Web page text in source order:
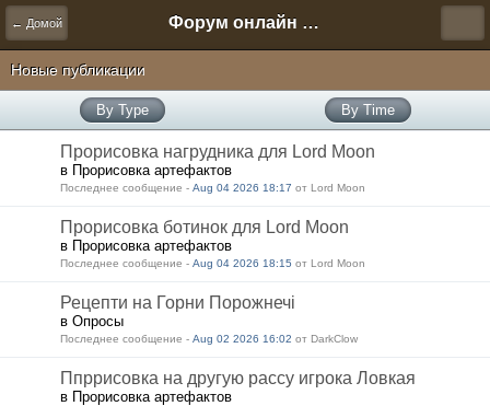
← Домой Форум онлайн игры "Новая Эра" (Нюра Биз)
Новые публикации
By Type By Time
Прорисовка нагрудника для Lord Moon
в Прорисовка артефактов
Последнее сообщение - Aug 04 2026 18:17 от Lord Moon
Прорисовка ботинок для Lord Moon
в Прорисовка артефактов
Последнее сообщение - Aug 04 2026 18:15 от Lord Moon
Рецепти на Горни Порожнечі
в Опросы
Последнее сообщение - Aug 02 2026 16:02 от DarkClow
Ппррисовка на другую рассу игрока Ловкая
в Прорисовка артефактов